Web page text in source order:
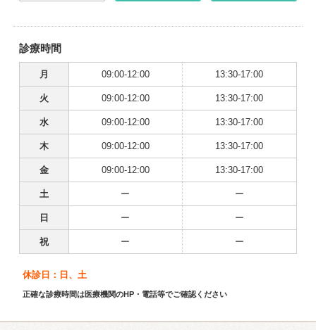
診療時間
月 09:00-12:00 13:30-17:00
火 09:00-12:00 13:30-17:00
水 09:00-12:00 13:30-17:00
木 09:00-12:00 13:30-17:00
金 09:00-12:00 13:30-17:00
土 ー ー
日 ー ー
祝 ー ー
休診日：日、土
正確な診療時間は医療機関のHP・電話等でご確認ください